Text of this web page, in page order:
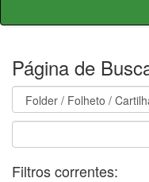
Página de
Filtros correntes: